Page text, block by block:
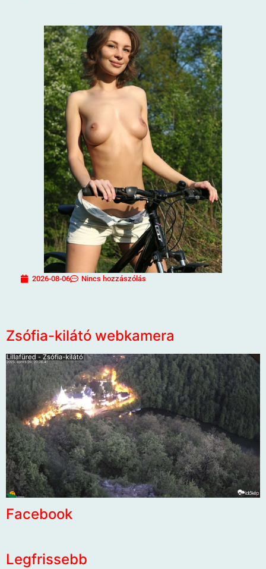
2026-08-06 Nincs hozzászólás
Zsófia-kilátó webkamera
Facebook
Legfrissebb